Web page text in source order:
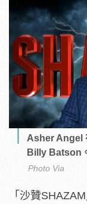
Asher Angel
Billy Batson
Photo Via
「沙贊SHAZAM